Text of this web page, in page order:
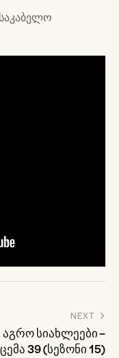
NEXT
აგრო სიახლეები –
39 (სეზონი 15)